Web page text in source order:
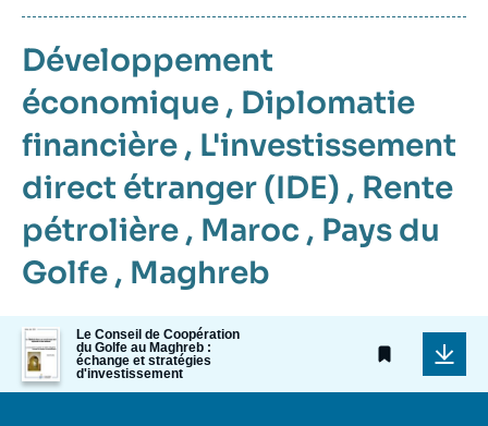
Développement
économique , Diplomatie
financière , L'investissement
direct étranger (IDE) , Rente
pétrolière , Maroc , Pays du
Golfe , Maghreb
Image
de
couverture
de
Le Conseil de Coopération
du Golfe au Maghreb :
échange et stratégies
d'investissement